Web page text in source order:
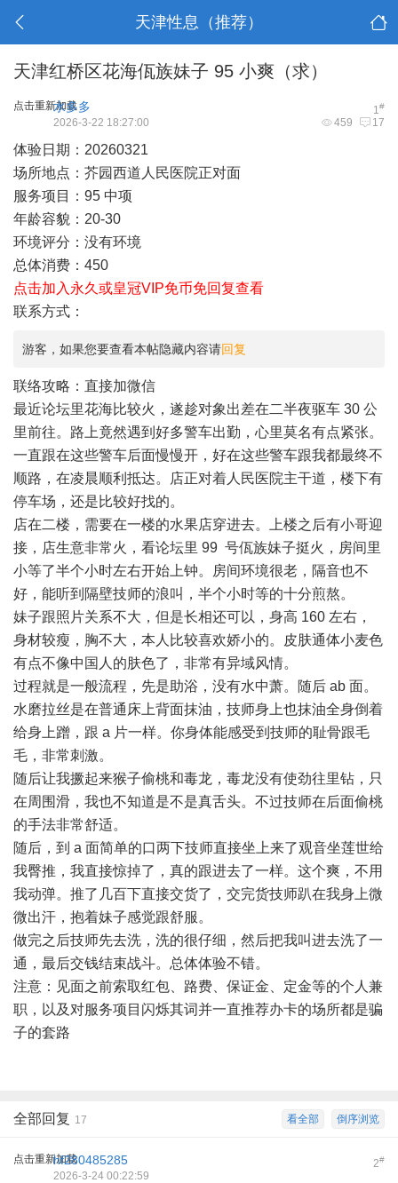
天津性息（推荐）
天津红桥区花海佤族妹子 95 小爽（求）
点击重新加载 1#
水多多
459 17
2026-3-22 18:27:00
体验日期：20260321
场所地点：芥园西道人民医院正对面
服务项目：95 中项
年龄容貌：20-30
环境评分：没有环境
总体消费：450
点击加入永久或皇冠VIP免币免回复查看
联系方式：
游客，如果您要查看本帖隐藏内容请回复
联络攻略：直接加微信
最近论坛里花海比较火，遂趁对象出差在二半夜驱车 30 公
里前往。路上竟然遇到好多警车出勤，心里莫名有点紧张。
一直跟在这些警车后面慢慢开，好在这些警车跟我都最终不
顺路，在凌晨顺利抵达。店正对着人民医院主干道，楼下有
停车场，还是比较好找的。
店在二楼，需要在一楼的水果店穿进去。上楼之后有小哥迎
接，店生意非常火，看论坛里 99 号佤族妹子挺火，房间里
小等了半个小时左右开始上钟。房间环境很老，隔音也不
好，能听到隔壁技师的浪叫，半个小时等的十分煎熬。
妹子跟照片关系不大，但是长相还可以，身高 160 左右，
身材较瘦，胸不大，本人比较喜欢娇小的。皮肤通体小麦色
有点不像中国人的肤色了，非常有异域风情。
过程就是一般流程，先是助浴，没有水中萧。随后 ab 面。
水磨拉丝是在普通床上背面抹油，技师身上也抹油全身倒着
给身上蹭，跟 a 片一样。你身体能感受到技师的耻骨跟毛
毛，非常刺激。
随后让我撅起来猴子偷桃和毒龙，毒龙没有使劲往里钻，只
在周围滑，我也不知道是不是真舌头。不过技师在后面偷桃
的手法非常舒适。
随后，到 a 面简单的口两下技师直接坐上来了观音坐莲世给
我臀推，我直接惊掉了，真的跟进去了一样。这个爽，不用
我动弹。推了几百下直接交货了，交完货技师趴在我身上微
微出汗，抱着妹子感觉跟舒服。
做完之后技师先去洗，洗的很仔细，然后把我叫进去洗了一
通，最后交钱结束战斗。总体体验不错。
注意：见面之前索取红包、路费、保证金、定金等的个人兼
职，以及对服务项目闪烁其词并一直推荐办卡的场所都是骗
子的套路
倒序浏览
看全部
全部回复 17
点击重新加载 2#
hf280485285
2026-3-24 00:22:59